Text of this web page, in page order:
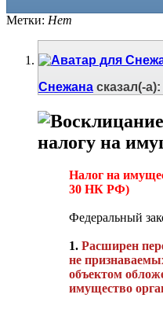
Метки: Нет
Снежана сказал(-а):
налогу на
Налог на
30 НК РФ)
Федеральный
1. Расширен
не
объектом
имущество